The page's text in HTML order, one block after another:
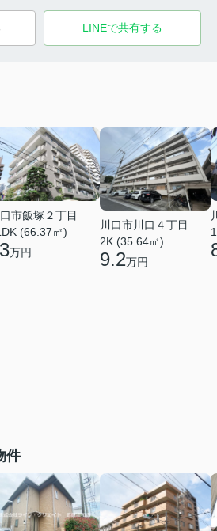
LINEで共有する
市飯塚２丁目
(66.37㎡)
万円
川口市川口４丁目
2K (35.64㎡)
9.2万円
件